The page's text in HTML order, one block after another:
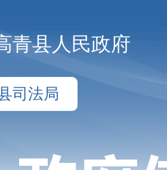
青县人民政府
司法局